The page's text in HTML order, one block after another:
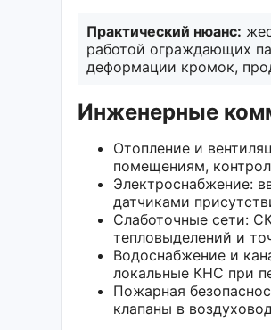
Практический нюанс:
работой ограждающих
деформации кромок,
Инженерные
Отопление и
помещениям,
Электроснабжение:
датчиками
Слаботочные сети:
тепловыделений и
Водоснабжение и
локальные КНС при
Пожарная
клапаны в